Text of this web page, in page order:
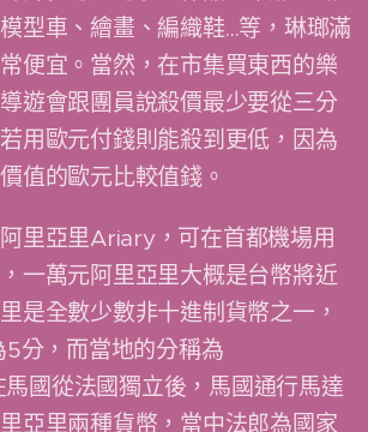
型車、繪畫、編織鞋…等，琳瑯滿
便宜。當然，在市集買東西的樂
遊會跟團員說殺價最少要從三分
用歐元付錢則能殺到更低，因為
值的歐元比較值錢。
里亞里Ariary，可在首都機場用
一萬元阿里亞里大概是台幣將近
是全數少數非十進制貨幣之一，
5分，而當地的分稱為
國從法國獨立後，馬國通行馬達
亞里兩種貨幣，當中法郎為國家